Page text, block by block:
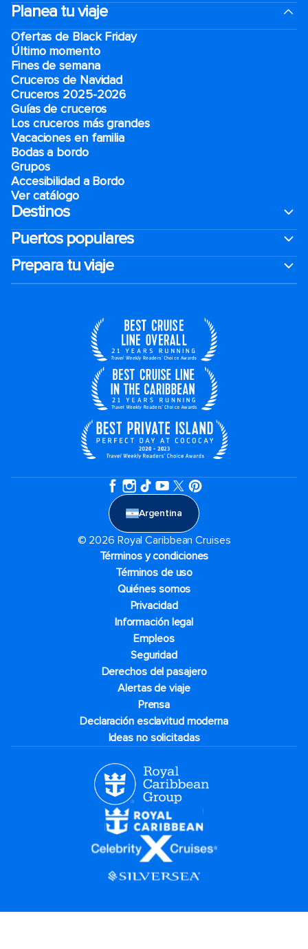
Planea tu viaje
Ofertas de Black Friday
Último momento
Fines de semana
Cruceros de Navidad
Cruceros 2025-2026
Guías de cruceros
Los cruceros más grandes
Vacaciones en familia
Bodas a bordo
Grupos
Accesibilidad a Bordo
Ver catálogo
Destinos
Puertos populares
Prepara tu viaje
Argentina
© 2026 Royal Caribbean Cruises
Términos y condiciones
Términos de uso
Quiénes somos
Privacidad
Información legal
Empleos
Seguridad
Derechos del pasajero
Alertas de viaje
Prensa
Declaración esclavitud moderna
Ideas no solicitadas